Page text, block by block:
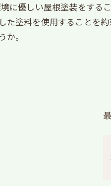
に優しい屋根塗装をする
塗料を使用することを
。